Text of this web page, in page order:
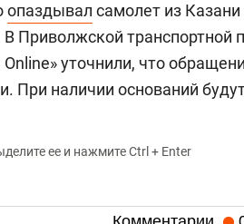
опаздывал самолет из
В Приволжской транспортной
уточнили, что
При наличии оснований
ее и нажмите Ctrl + Enter